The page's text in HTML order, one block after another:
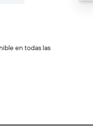
en todas las